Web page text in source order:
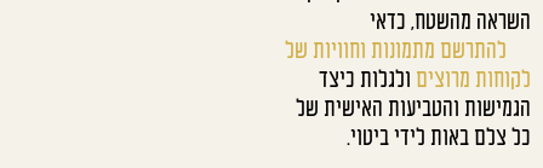
השראה מהשטח, כדאי
להתרשם מתמונות וחוויות של
לקוחות מרוצים ולגלות כיצד
הגמישות והטביעות האישית של
כל צלם באות לידי ביטוי.